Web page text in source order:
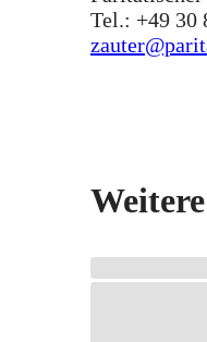
Tel.: +49 30